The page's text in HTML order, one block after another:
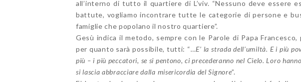
all’interno di tutto il quartiere di L’viv. “Nessuno deve essere
battute, vogliamo incontrare tutte le categorie di persone e
famiglie che popolano il nostro quartiere”.
Gesù indica il metodo, sempre con le Parole di Papa
per quanto sarà possibile, tutti: “…E’ la strada dell’umiltà. E i più
più – i più peccatori, se si pentono, ci precederanno nel Cielo. Loro
si lascia abbracciare dalla misericordia del Signore”.